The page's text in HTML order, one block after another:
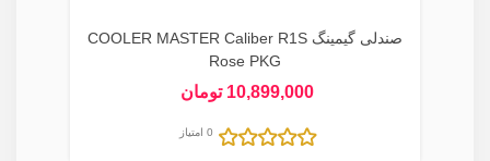
صندلی گیمینگ COOLER MASTER Caliber R1S
Rose PKG
10,899,000 تومان
0 امتیاز